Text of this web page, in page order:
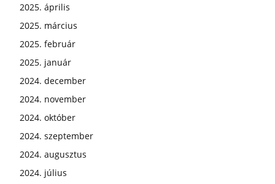
2025. április
2025. március
2025. február
2025. január
2024. december
2024. november
2024. október
2024. szeptember
2024. augusztus
2024. július